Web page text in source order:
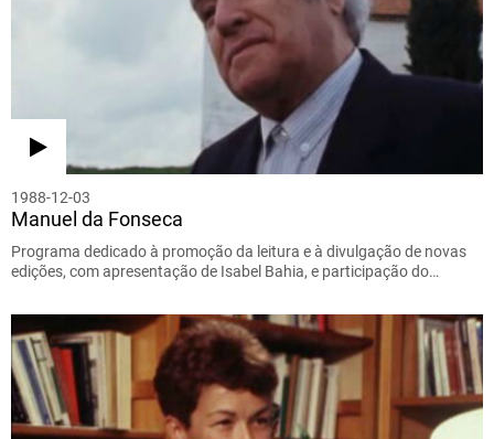
1988-12-03
Manuel da Fonseca
Programa dedicado à promoção da leitura e à divulgação de novas
edições, com apresentação de Isabel Bahia, e participação do…